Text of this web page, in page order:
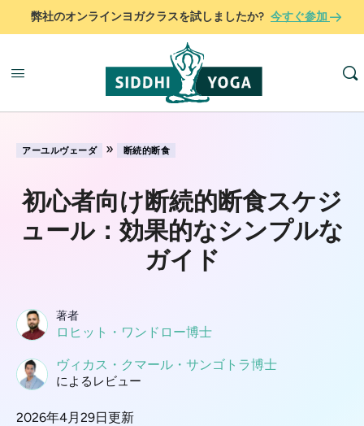
弊社のオンラインヨガクラスを試しましたか? 今すぐ参加
アーユルヴェーダ » 断続的断食
初心者向け断続的断食スケジ
ュール：効果的なシンプルな
ガイド
著者
ロヒット・ワンドロー博士
ヴィカス・クマール・サンゴトラ博士
によるレビュー
2026年4月29日更新